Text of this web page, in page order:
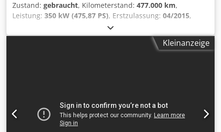
Zustand: gebraucht, Kilometerstand: 477.000 km,
Leistung: 350 kW (475,87 PS), Erstzulassung: 04/2015,
, Anzahl der Sitzplätze:
Automatisch, Emissionsklasse:Euro6, Farbe:Weiß,
ABS, Klimaanlage,
August 2025 Chedpjwxkh Asfx Am Toa * Auszug aus der
Rep.-Historie : * größer Klimaservice neu in 06/2026 bei
EVOBUS (Rechnug liegt vor) * Abgasküler neu bei EVOBUS
Kleinanzeige